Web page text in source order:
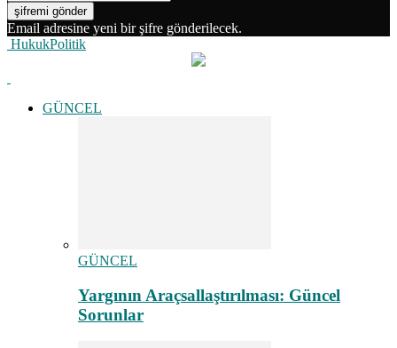
Email adresine yeni bir şifre gönderilecek.
HukukPolitik
GÜNCEL
GÜNCEL
Yargının Araçsallaştırılması: Güncel
Sorunlar